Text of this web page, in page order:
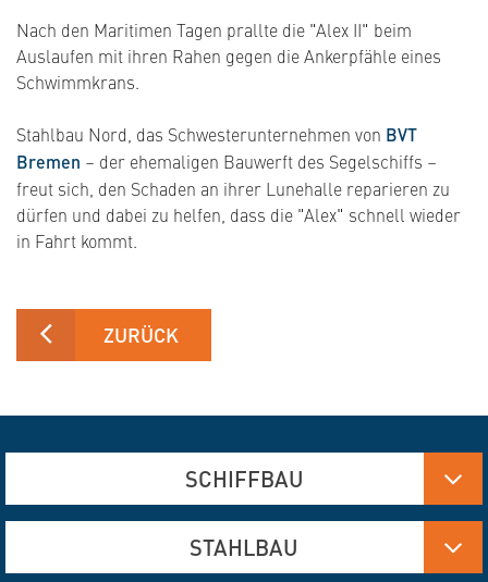
Nach den Maritimen Tagen prallte die "Alex II" beim
Auslaufen mit ihren Rahen gegen die Ankerpfähle eines
Schwimmkrans.
Stahlbau Nord, das Schwesterunternehmen von BVT
Bremen – der ehemaligen Bauwerft des Segelschiffs –
freut sich, den Schaden an ihrer Lunehalle reparieren zu
dürfen und dabei zu helfen, dass die "Alex" schnell wieder
in Fahrt kommt.
ZURÜCK
SCHIFFBAU
Aluminium-, Edelstahl- und Stahlfertigung
STAHLBAU